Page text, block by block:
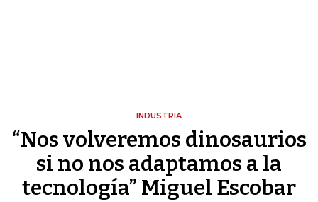
INDUSTRIA
“Nos volveremos dinosaurios
si no nos adaptamos a la
tecnología” Miguel Escobar